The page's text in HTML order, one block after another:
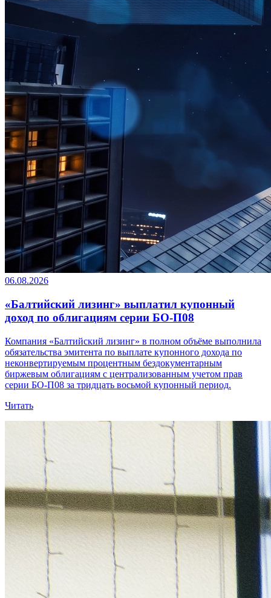
06.08.2026
«Балтийский лизинг» выплатил купонный
доход по облигациям серии БО-П08
Компания «Балтийский лизинг» в полном объёме выполнила
обязательства эмитента по выплате купонного дохода по
неконвертируемым процентным бездокументарным
биржевым облигациям с централизованным учетом прав
серии БО-П08 за тридцать восьмой купонный период.
Читать